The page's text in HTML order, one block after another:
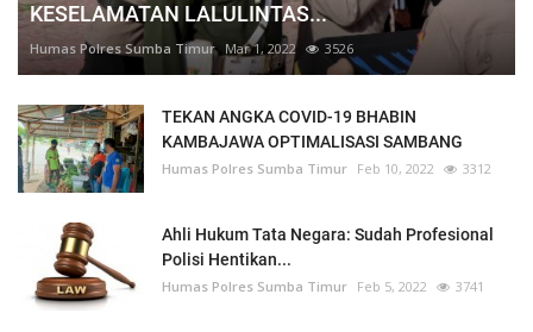
KESELAMATAN LALULINTAS...
Humas Polres Sumba Timur Mar 1, 2022 3526
TEKAN ANGKA COVID-19 BHABIN
KAMBAJAWA OPTIMALISASI SAMBANG
Humas Polres Sumba Timur Feb 10, 2022 3312
Ahli Hukum Tata Negara: Sudah Profesional
Polisi Hentikan...
Humas Polres Sumba Timur Feb 5, 2022 3741